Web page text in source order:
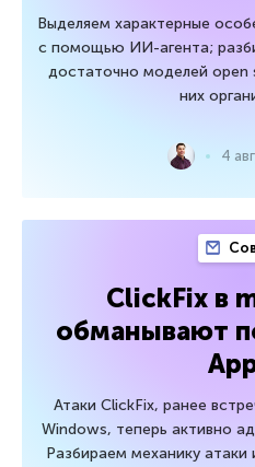
Выделяем характерные
с помощью ИИ-агента;
достаточно моделей open
них
4
ClickFix в
обманывают
Атаки ClickFix, ранее
Windows, теперь активно
Разбираем механику